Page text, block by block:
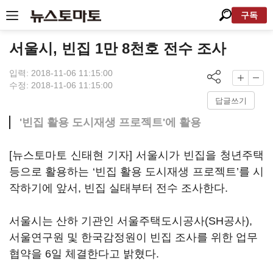
구독
서울시, 빈집 1만 8천호 전수 조사
입력: 2018-11-06 11:15:00
수정: 2018-11-06 11:15:00
답글쓰기
'빈집 활용 도시재생 프로젝트'에 활용
[뉴스토마토 신태현 기자] 서울시가 빈집을 청년주택
등으로 활용하는 ‘빈집 활용 도시재생 프로젝트’를 시
작하기에 앞서, 빈집 실태부터 전수 조사한다.
서울시는 산하 기관인 서울주택도시공사(SH공사),
서울연구원 및 한국감정원이 빈집 조사를 위한 업무
협약을 6일 체결한다고 밝혔다.